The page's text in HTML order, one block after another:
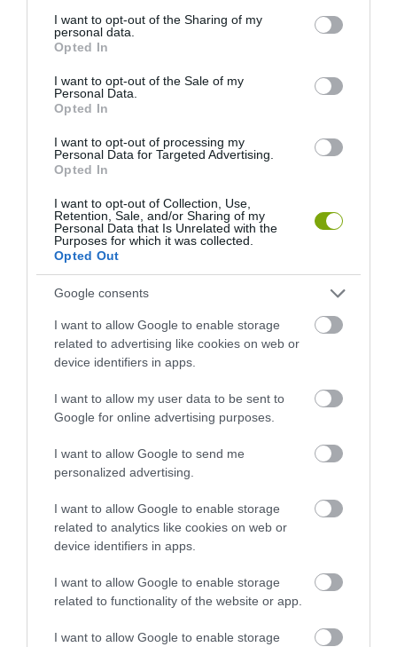
not limited to your visit or usage behaviour. You may click to
grant or deny consent to Google and its third-party tags to
use your data for below specified purposes in below Google
consent section.
I want to opt-out of the Sharing of my
personal data.
Opted In
I want to opt-out of the Sale of my
Personal Data.
Opted In
I want to opt-out of processing my
Personal Data for Targeted Advertising.
Opted In
I want to opt-out of Collection, Use,
Retention, Sale, and/or Sharing of my
Personal Data that Is Unrelated with the
Purposes for which it was collected.
Opted Out
Google consents
I want to allow Google to enable storage
related to advertising like cookies on web or
device identifiers in apps.
I want to allow my user data to be sent to
Google for online advertising purposes.
I want to allow Google to send me
personalized advertising.
I want to allow Google to enable storage
related to analytics like cookies on web or
device identifiers in apps.
I want to allow Google to enable storage
related to functionality of the website or app.
I want to allow Google to enable storage
1400 FA NŐ MILÁNÓ KÖZEPÉN, A „FÜGGŐLEGES ERDŐBEN”
KÖVETKEZŐ CIKK
A VILÁG LEGNAGYOBB LEVELE EGY ÚJONNAN FELISMERT
FAJHOZ, A BOLÍVIAI ÓRIÁS-TÜNDÉRRÓZSÁHOZ TARTOZIK
HASONLÓ ÉRDEKESSÉGEK